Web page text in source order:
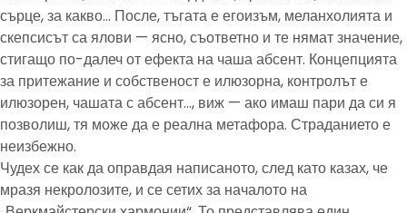
сърце, за какво… После, тъгата е егоизъм, меланхолията и
скепсисът са ялови — ясно, съответно и те нямат значение,
стигащо по-далеч от ефекта на чаша абсент. Концепцията
за притежание и собственост е илюзорна, контролът е
илюзорен, чашата с абсент…, виж — ако имаш пари да си я
позволиш, тя може да е реална метафора. Страданието е
неизбежно.
Чудех се как да оправдая написаното, след като казах, че
мразя некролозите, и се сетих за началото на